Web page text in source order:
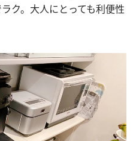
ク。大人にとっても利便性